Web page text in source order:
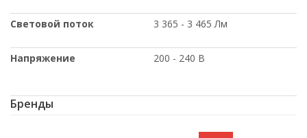
Световой поток 3 365 - 3 465 Лм
Напряжение 200 - 240 В
Бренды